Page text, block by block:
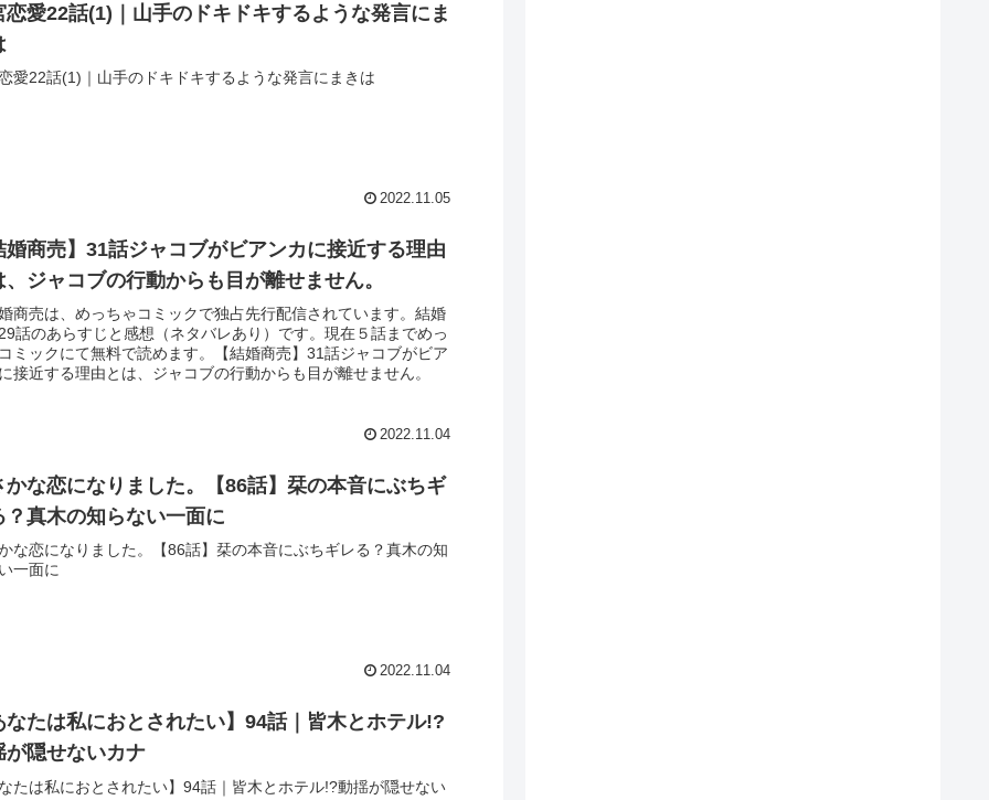
恋愛22話(1)｜山手のドキドキするような発言にま
愛22話(1)｜山手のドキドキするような発言にまきは
2022.11.05
婚商売】31話ジャコブがビアンカに接近する理由
、ジャコブの行動からも目が離せません。
商売は、めっちゃコミックで独占先行配信されています。結婚
話のあらすじと感想（ネタバレあり）です。現在５話までめっ
ミックにて無料で読めます。【結婚商売】31話ジャコブがビア
接近する理由とは、ジャコブの行動からも目が離せません。
2022.11.04
かな恋になりました。【86話】栞の本音にぶちギ
？真木の知らない一面に
な恋になりました。【86話】栞の本音にぶちギレる？真木の知
一面に
2022.11.04
なたは私におとされたい】94話｜皆木とホテル!?
が隠せないカナ
たは私におとされたい】94話｜皆木とホテル!?動揺が隠せない